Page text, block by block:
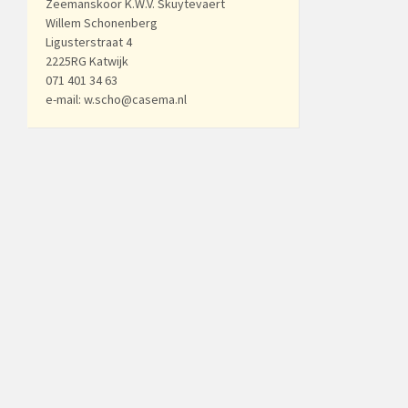
Zeemanskoor K.W.V. Skuytevaert
Willem Schonenberg
Ligusterstraat 4
2225RG Katwijk
071 401 34 63
e-mail: w.scho@casema.nl